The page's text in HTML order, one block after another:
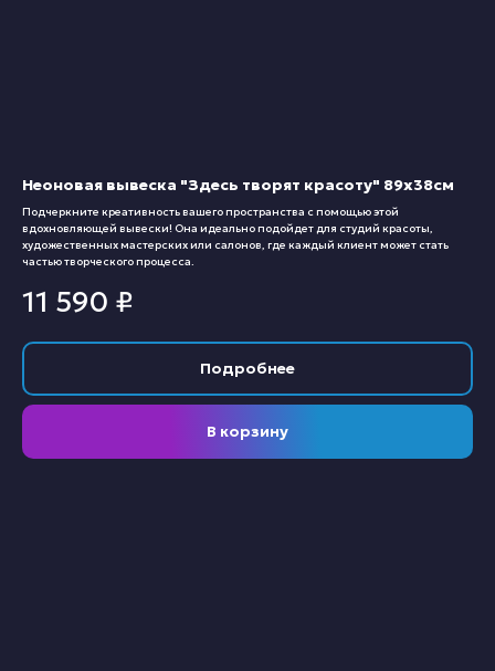
Неоновая вывеска "Здесь творят красоту" 89х38см
Подчеркните креативность вашего пространства с помощью этой
вдохновляющей вывески! Она идеально подойдет для студий красоты,
художественных мастерских или салонов, где каждый клиент может стать
частью творческого процесса.
11 590 ₽
Подробнее
В корзину